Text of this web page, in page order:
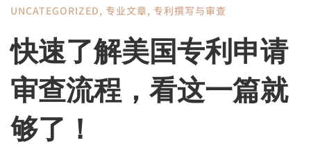
UNCATEGORIZED, 专业文章, 专利撰写与审查
快速了解美国专利申请
审查流程，看这一篇就
够了！